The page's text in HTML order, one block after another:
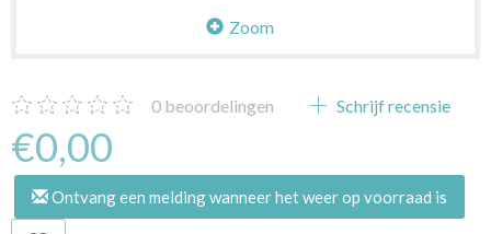
Zoom
0 beoordelingen Schrijf recensie
€0,00
Ontvang een melding wanneer het weer op voorraad is